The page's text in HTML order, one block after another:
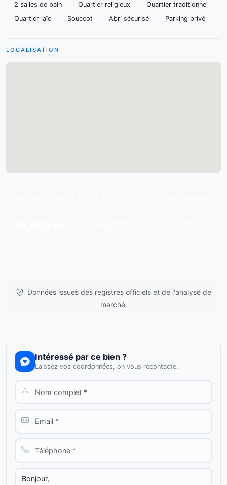
2 salles de bain
Quartier religieux
Quartier traditionnel
Quartier laïc
Souccot Abri sécurisé Parking privé
LOCALISATION
Données issues des registres officiels et de l'analyse de
marché.
Intéressé par ce bien ?
Laissez vos coordonnées, on vous recontacte.